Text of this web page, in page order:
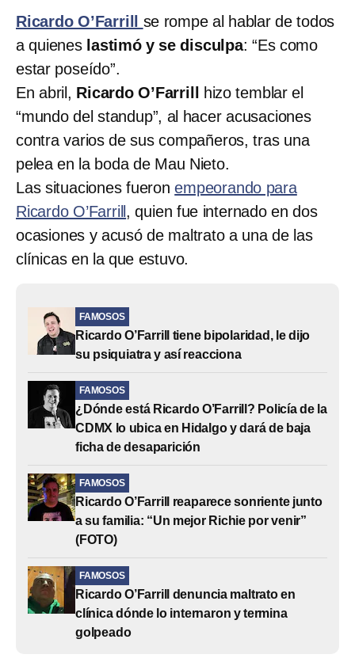
Ricardo O’Farrill se rompe al hablar de todos
a quieneslastimó y se disculpa: “Es como
estar poseído”.
En abril, Ricardo O’Farrill
hizo temblar el
“mundo del standup”, al hacer acusaciones
contra varios de sus compañeros, tras una
pelea en la boda de Mau Nieto.
Las situaciones fueronempeorando para
Ricardo O’Farrill , quien fue internado en dos
ocasiones y acusó de maltrato a una de las
clínicas en la que estuvo.
FAMOSOS
Ricardo O’Farrill tiene bipolaridad, le dijo
su psiquiatra y así reacciona
FAMOSOS
¿Dónde está Ricardo O’Farrill? Policía de la
CDMX lo ubica en Hidalgo y dará de baja
ficha de desaparición
FAMOSOS
Ricardo O’Farrill reaparece sonriente junto
a su familia: “Un mejor Richie por venir”
(FOTO)
FAMOSOS
Ricardo O’Farrill denuncia maltrato en
clínica dónde lo internaron y termina
golpeado